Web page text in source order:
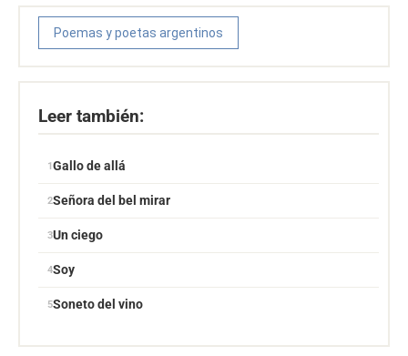
Poemas y poetas argentinos
Leer también:
Gallo de allá
Señora del bel mirar
Un ciego
Soy
Soneto del vino